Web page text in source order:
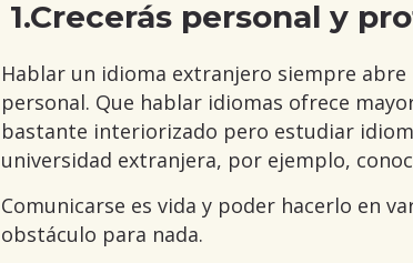
1.Crecerás personal y
Hablar un idioma extranjero siempre
personal. Que hablar idiomas ofrece
bastante interiorizado pero estudiar
universidad extranjera, por ejemplo,
Comunicarse es vida y poder hacerlo en
obstáculo para nada.